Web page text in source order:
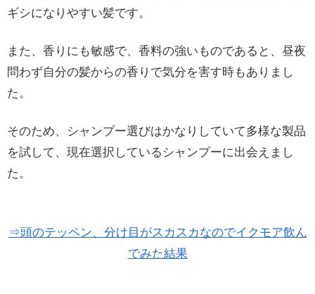
ギシになりやすい髪です。
また、香りにも敏感で、香料の強いものであると、昼夜
問わず自分の髪からの香りで気分を害す時もありまし
た。
そのため、シャンプー選びはかなりしていて多様な製品
を試して、現在選択しているシャンプーに出会えまし
た。
⇒頭のテッペン、分け目がスカスカなのでイクモア飲ん
でみた結果